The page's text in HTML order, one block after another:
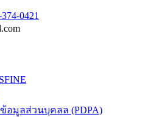
0421
อมูลส่วนบุคลล (PDPA)